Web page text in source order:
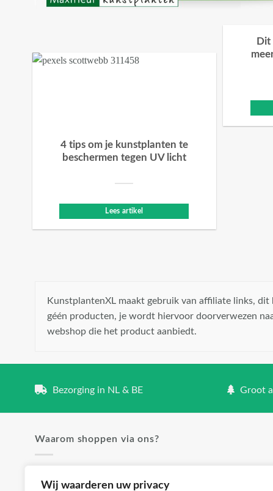
Wij waarderen uw privacy
4 tips om je kunstplanten te
beschermen tegen UV licht
Lees artikel
Dit
KunstplantenXL maakt gebruik van affiliate links,
géén producten, je wordt hiervoor doorverwezen
webshop die het product aanbiedt.
Bezorging in NL & BE Groot
Waarom shoppen via ons?
✓ Klanttevredenheid staat voorop